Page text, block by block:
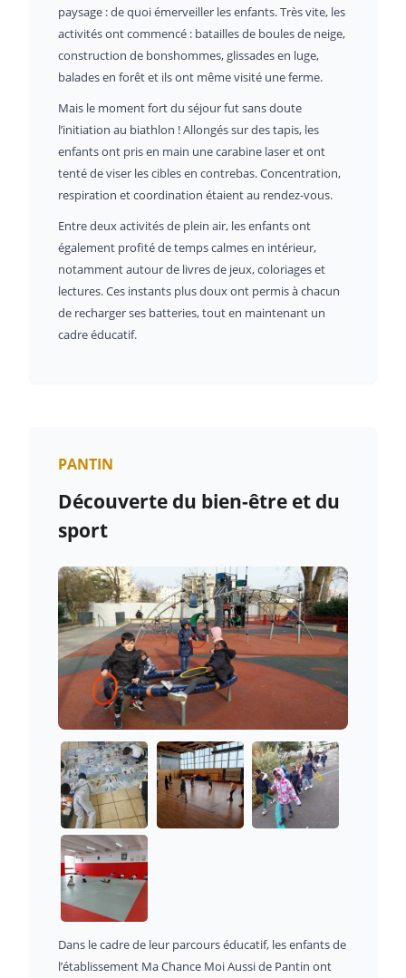
paysage : de quoi émerveiller les enfants. Très vite, les
activités ont commencé : batailles de boules de neige,
construction de bonshommes, glissades en luge,
balades en forêt et ils ont même visité une ferme.
Mais le moment fort du séjour fut sans doute
l’initiation au biathlon ! Allongés sur des tapis, les
enfants ont pris en main une carabine laser et ont
tenté de viser les cibles en contrebas. Concentration,
respiration et coordination étaient au rendez-vous.
Entre deux activités de plein air, les enfants ont
également profité de temps calmes en intérieur,
notamment autour de livres de jeux, coloriages et
lectures. Ces instants plus doux ont permis à chacun
de recharger ses batteries, tout en maintenant un
cadre éducatif.
PANTIN
Découverte du bien-être et du
sport
Dans le cadre de leur parcours éducatif, les enfants de
l’établissement Ma Chance Moi Aussi de Pantin ont